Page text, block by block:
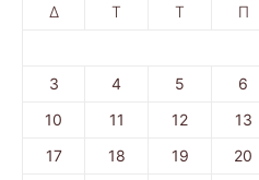
Δ Τ Τ Π
3
4 5 6
10
11 12 13
17
18 19 20